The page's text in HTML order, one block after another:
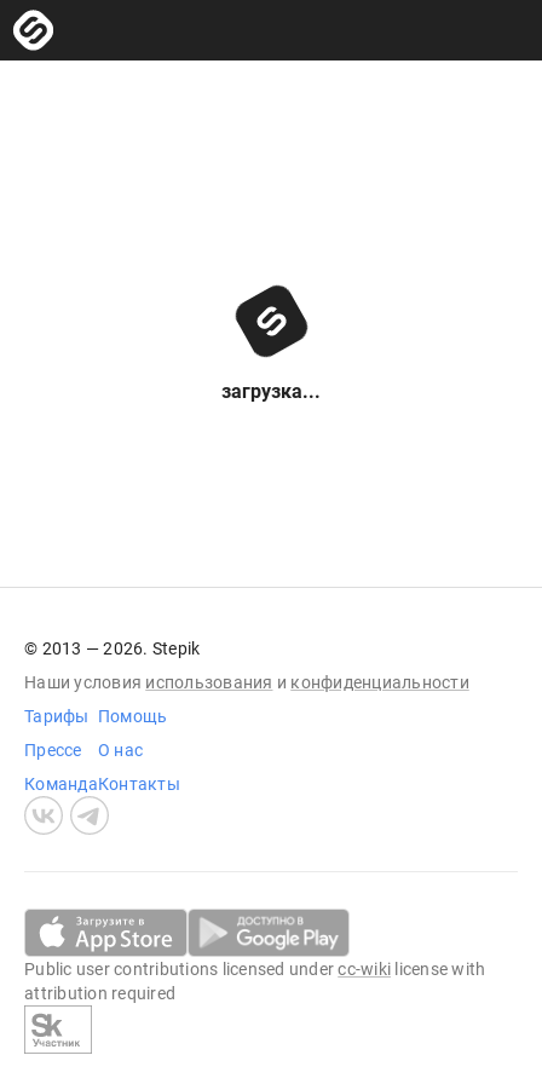
загрузка...
© 2013 — 2026. Stepik
Наши условия использования и конфиденциальности
Тарифы
Прессе
Команда
Помощь
О нас
Контакты
Public user contributions licensed undercc-wiki license with
attribution required